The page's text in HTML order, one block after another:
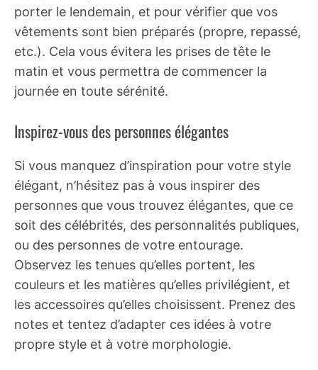
porter le lendemain, et pour vérifier que vos
vêtements sont bien préparés (propre, repassé,
etc.). Cela vous évitera les prises de tête le
matin et vous permettra de commencer la
journée en toute sérénité.
Inspirez-vous des personnes élégantes
Si vous manquez d’inspiration pour votre style
élégant, n’hésitez pas à vous inspirer des
personnes que vous trouvez élégantes, que ce
soit des célébrités, des personnalités publiques,
ou des personnes de votre entourage.
Observez les tenues qu’elles portent, les
couleurs et les matières qu’elles privilégient, et
les accessoires qu’elles choisissent. Prenez des
notes et tentez d’adapter ces idées à votre
propre style et à votre morphologie.